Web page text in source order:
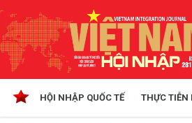
HỘI NHẬP QUỐC TẾ THỰC TIỄN